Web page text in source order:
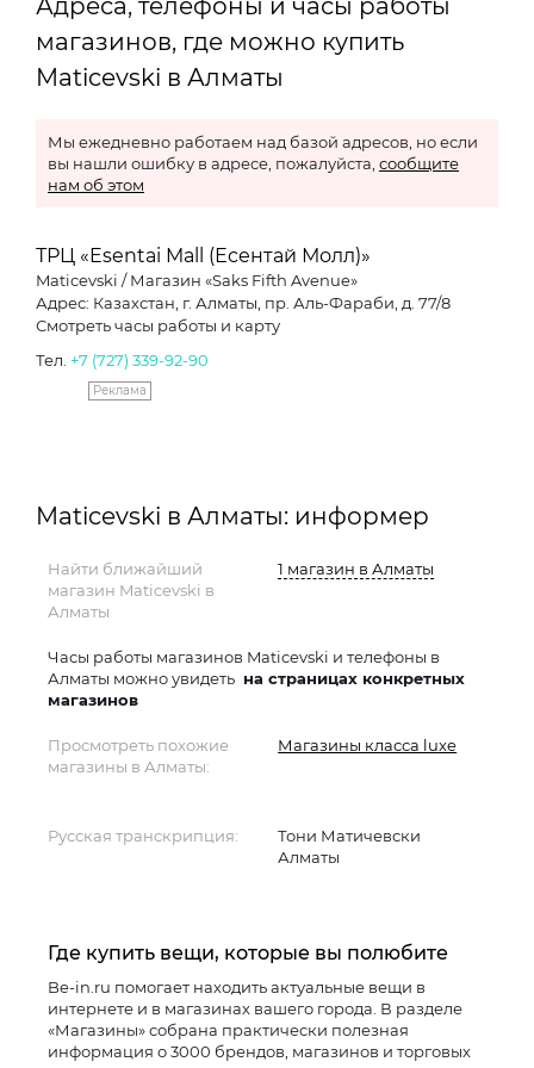
Адреса, телефоны и часы работы
магазинов, где можно купить
Maticevski в Алматы
Мы ежедневно работаем над базой адресов, но если
вы нашли ошибку в адресе, пожалуйста, сообщите
нам об этом
ТРЦ «Esentai Mall (Есентай Молл)»
Maticevski / Магазин «Saks Fifth Avenue»
Адрес: Казахстан, г. Алматы, пр. Аль-Фараби, д. 77/8
Смотреть часы работы и карту
Тел. +7 (727) 339-92-90
Реклама
Maticevski в Алматы: информер
Найти ближайший
магазин Maticevski в
Алматы
1 магазин в Алматы
Часы работы магазинов Maticevski и телефоны в
Алматы можно увидеть на страницах конкретных
магазинов
Просмотреть похожие
магазины в Алматы:
Магазины класса luxe
Русская транскрипция:
Тони Матичевски
Алматы
Где купить вещи, которые вы полюбите
Be-in.ru помогает находить актуальные вещи в
интернете и в магазинах вашего города. В разделе
«Магазины» собрана практически полезная
информация о 3000 брендов, магазинов и торговых